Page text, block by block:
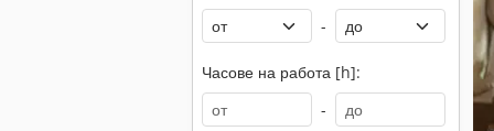
-
Часове на работа [h]:
-